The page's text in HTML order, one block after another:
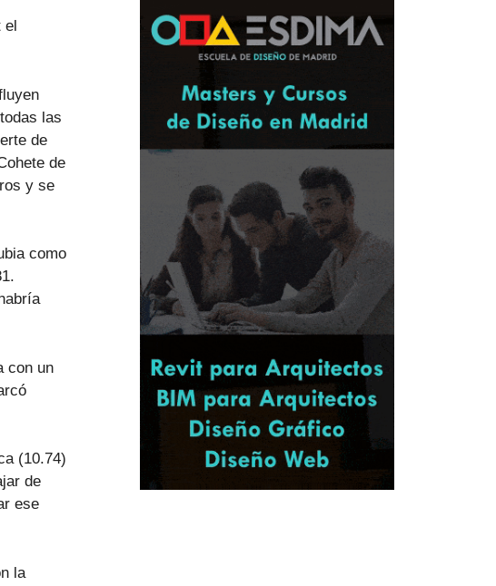
el
las
de
de
y se
como
con un
(10.74)
de
ese
la